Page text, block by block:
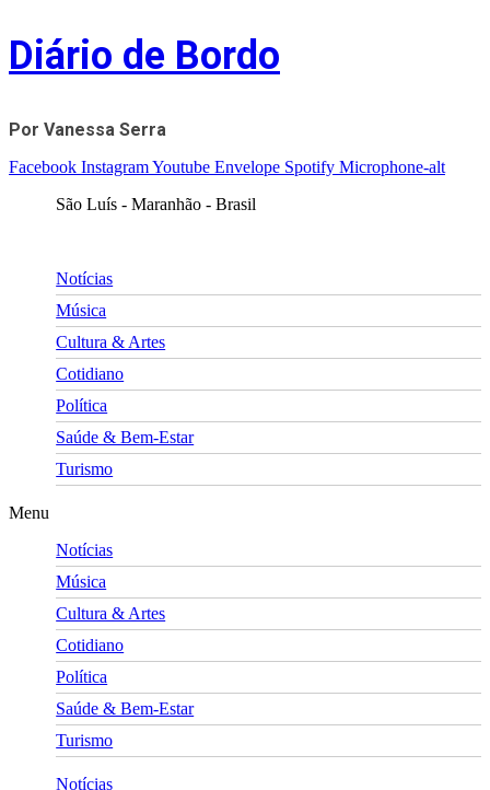
Skip
to
content
Diário de Bordo
Por Vanessa Serra
Facebook InstagramYoutube Envelope Spotify Microphone-alt
São Luís - Maranhão - Brasil
Notícias
Música
Cultura & Artes
Cotidiano
Política
Saúde & Bem-Estar
Turismo
Menu
Notícias
Música
Cultura & Artes
Cotidiano
Política
Saúde & Bem-Estar
Turismo
Notícias